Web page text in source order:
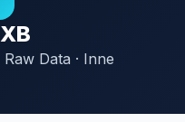
Data · Inne